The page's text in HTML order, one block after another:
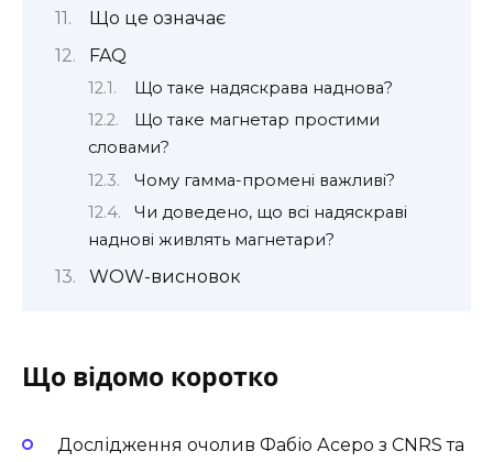
Що це означає
FAQ
Що таке надяскрава наднова?
Що таке магнетар простими
словами?
Чому гамма-промені важливі?
Чи доведено, що всі надяскраві
наднові живлять магнетари?
WOW-висновок
Що відомо коротко
Дослідження очолив Фабіо Асеро з CNRS та